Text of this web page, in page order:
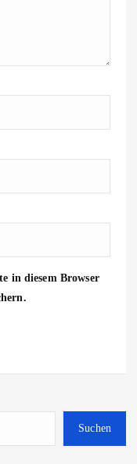
in diesem Browser
Suchen